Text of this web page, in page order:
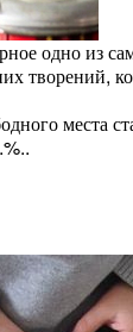
одно из
творений,
места